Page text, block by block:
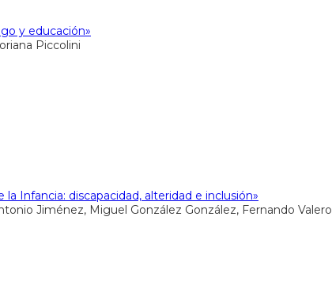
y educación»
Piccolini
la Infancia: discapacidad, alteridad e inclusión»
Jiménez, Miguel González González, Fernando Valero